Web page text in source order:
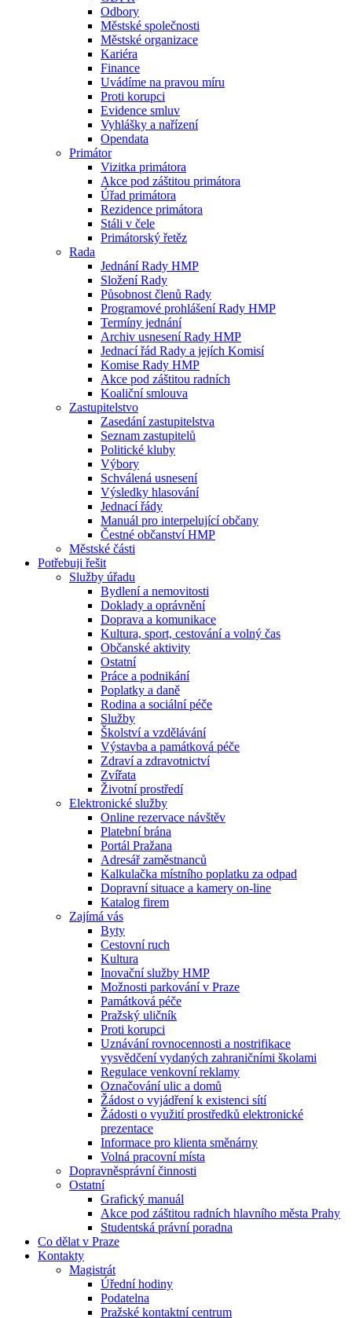
Odbory
Městské společnosti
Městské organizace
Kariéra
Finance
Uvádíme na pravou míru
Proti korupci
Evidence smluv
Vyhlášky a nařízení
Opendata
Primátor
Vizitka primátora
Akce pod záštitou primátora
Úřad primátora
Rezidence primátora
Stáli v čele
Primátorský řetěz
Rada
Jednání Rady HMP
Složení Rady
Působnost členů Rady
Programové prohlášení Rady HMP
Termíny jednání
Archiv usnesení Rady HMP
Jednací řád Rady a jejích Komisí
Komise Rady HMP
Akce pod záštitou radních
Koaliční smlouva
Zastupitelstvo
Zasedání zastupitelstva
Seznam zastupitelů
Politické kluby
Výbory
Schválená usnesení
Výsledky hlasování
Jednací řády
Manuál pro interpelující občany
Čestné občanství HMP
Městské části
Potřebuji řešit
Služby úřadu
Bydlení a nemovitosti
Doklady a oprávnění
Doprava a komunikace
Kultura, sport, cestování a volný čas
Občanské aktivity
Ostatní
Práce a podnikání
Poplatky a daně
Rodina a sociální péče
Služby
Školství a vzdělávání
Výstavba a památková péče
Zdraví a zdravotnictví
Zvířata
Životní prostředí
Elektronické služby
Online rezervace návštěv
Platební brána
Portál Pražana
Adresář zaměstnanců
Kalkulačka místního poplatku za odpad
Dopravní situace a kamery on-line
Katalog firem
Zajímá vás
Byty
Cestovní ruch
Kultura
Inovační služby HMP
Možnosti parkování v Praze
Památková péče
Pražský uličník
Proti korupci
Uznávání rovnocennosti a nostrifikace
vysvědčení vydaných zahraničními školami
Regulace venkovní reklamy
Označování ulic a domů
Žádost o vyjádření k existenci sítí
Žádosti o využití prostředků elektronické
prezentace
Informace pro klienta směnárny
Volná pracovní místa
Dopravněsprávní činnosti
Ostatní
Grafický manuál
Akce pod záštitou radních hlavního města Prahy
Studentská právní poradna
Co dělat v Praze
Kontakty
Magistrát
Úřední hodiny
Podatelna
Pražské kontaktní centrum